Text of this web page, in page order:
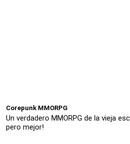
Corepunk MMORPG
Un verdadero MMORPG de la vieja
pero mejor!